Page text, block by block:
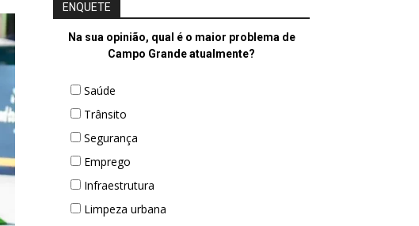
ENQUETE
Na sua opinião, qual é o maior problema de
Campo Grande atualmente?
Saúde
Trânsito
Segurança
Emprego
Infraestrutura
Limpeza urbana